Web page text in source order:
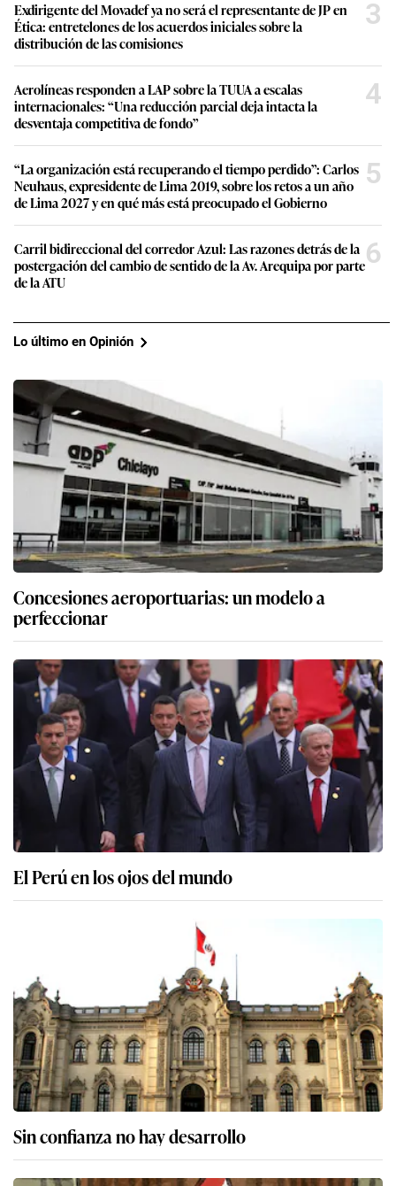
Exdirigente del Movadef ya no será el representante de JP en
Ética: entretelones de los acuerdos iniciales sobre la
distribución de las comisiones
3
Aerolíneas responden a LAP sobre la TUUA a escalas
internacionales: “Una reducción parcial deja intacta la
desventaja competitiva de fondo”
4
“La organización está recuperando el tiempo perdido”: Carlos
Neuhaus, expresidente de Lima 2019, sobre los retos a un año
de Lima 2027 y en qué más está preocupado el Gobierno
5
Carril bidireccional del corredor Azul: Las razones detrás de la
postergación del cambio de sentido de la Av. Arequipa por parte
de la ATU
6
Lo último en Opinión
Concesiones aeroportuarias: un modelo a
perfeccionar
El Perú en los ojos del mundo
Sin confianza no hay desarrollo